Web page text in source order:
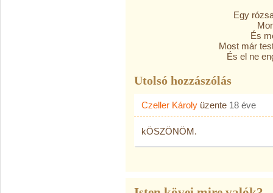
Egy
És
Most már
És el ne
Utolsó hozzászólás
Czeller Károly üzente 18 éve
kÖSZÖNÖM.